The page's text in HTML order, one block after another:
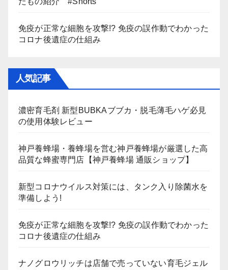
免疫が正常な細胞を攻撃!? 免疫の誤作動でわかった
コロナ後遺症の仕組み
人気記事
濃密育毛剤 新型BUBKAブブカ・脱毛薄毛ハゲ必見
の使用体験レビュー
神戸養蜂場・養蜂場を営む神戸養蜂場が厳選した高
品質な蜂蜜専門店【神戸養蜂場 通販ショップ】
新型コロナウイルス対策には、タンク入り除菌水を
準備しよう!
免疫が正常な細胞を攻撃!? 免疫の誤作動でわかった
コロナ後遺症の仕組み
ナノグロウリッチは店舗で売っていない育毛ジェル